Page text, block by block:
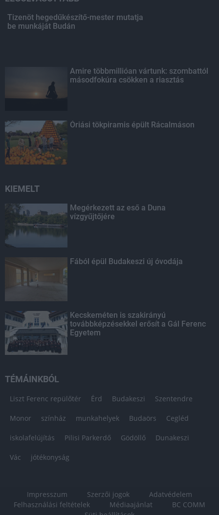
Tizenöt hegedűkészítő-mester mutatja
be munkáját Budán
Amire többmillióan vártunk: szombattól
másodfokúra csökken a riasztás
Óriási tökpiramis épült Rácalmáson
KIEMELT
Megérkezett az eső a Duna
vízgyűjtőjére
Fából épül Budakeszi új óvodája
Kecskeméten is szakirányú
továbbképzésekkel erősít a Gál Ferenc
Egyetem
TÉMÁINKBÓL
Liszt Ferenc repülőtér Érd Budakeszi Szentendre
Monor színház munkahelyek Budaörs Cegléd
iskolafelújítás Pilisi Parkerdő Gödöllő Dunakeszi
Vác jótékonyság
Impresszum Szerzői jogok
Adatvédelem
Felhasználási feltételek
Médiaajánlat
BC COMM